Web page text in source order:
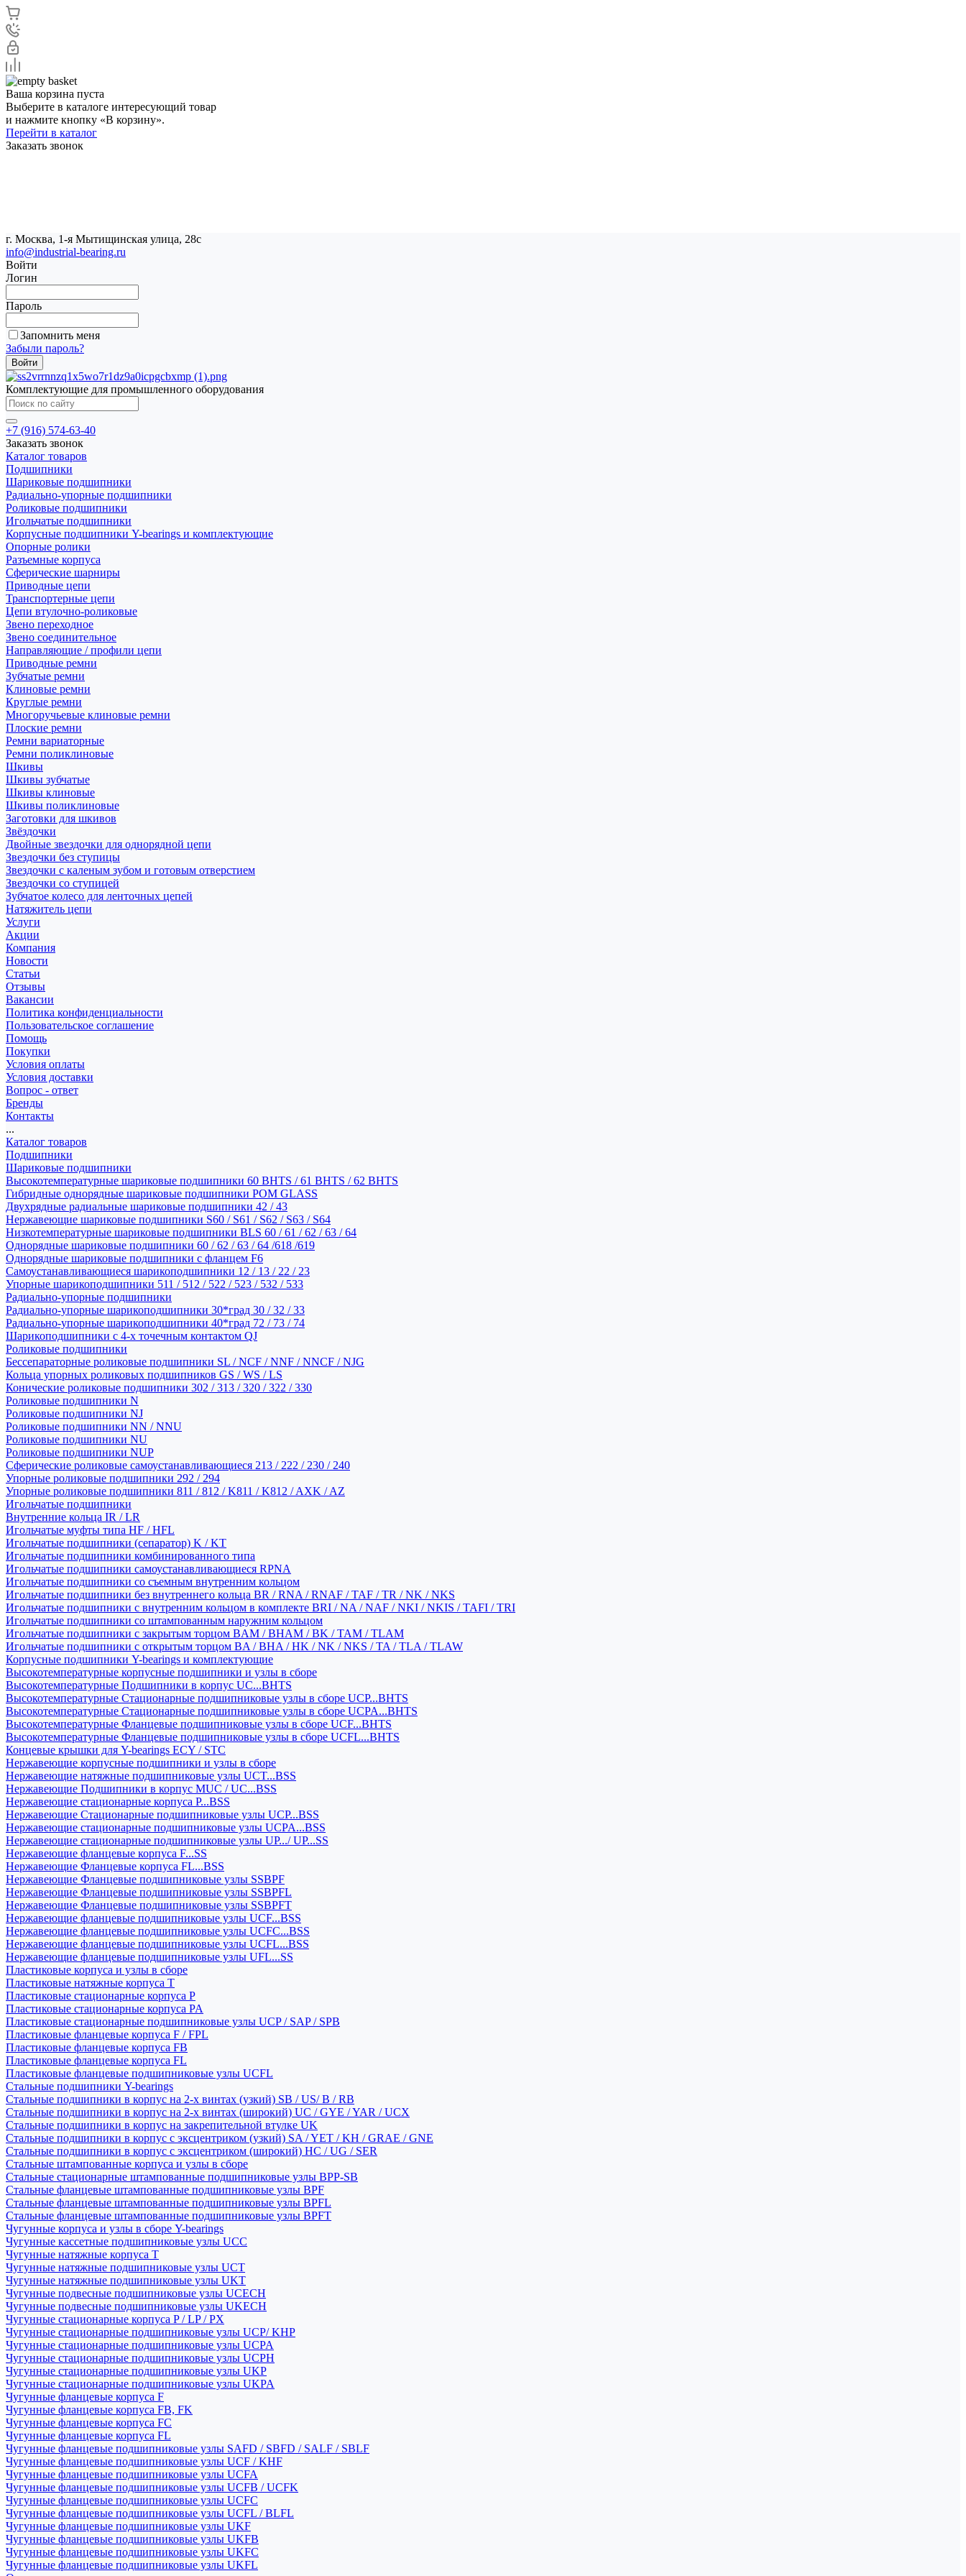
Ваша корзина пуста
Выберите в каталоге интересующий товар
и нажмите кнопку «В корзину».
Перейти в каталог
Заказать звонок
г. Москва, 1-я Мытищинская улица, 28с
info@industrial-bearing.ru
Войти
Логин
Пароль
Запомнить меня
Забыли пароль?
Комплектующие для промышленного оборудования
+7 (916) 574-63-40
Заказать звонок
Каталог товаров
Подшипники
Шариковые подшипники
Радиально-упорные подшипники
Роликовые подшипники
Игольчатые подшипники
Корпусные подшипники Y-bearings и комплектующие
Опорные ролики
Разъемные корпуса
Сферические шарниры
Приводные цепи
Транспортерные цепи
Цепи втулочно-роликовые
Звено переходное
Звено соединительное
Направляющие / профили цепи
Приводные ремни
Зубчатые ремни
Клиновые ремни
Круглые ремни
Многоручьевые клиновые ремни
Плоские ремни
Ремни вариаторные
Ремни поликлиновые
Шкивы
Шкивы зубчатые
Шкивы клиновые
Шкивы поликлиновые
Заготовки для шкивов
Звёздочки
Двойные звездочки для однорядной цепи
Звездочки без ступицы
Звездочки с каленым зубом и готовым отверстием
Звездочки со ступицей
Зубчатое колесо для ленточных цепей
Натяжитель цепи
Услуги
Акции
Компания
Новости
Статьи
Отзывы
Вакансии
Политика конфиденциальности
Пользовательское соглашение
Помощь
Покупки
Условия оплаты
Условия доставки
Вопрос - ответ
Бренды
Контакты
...
Каталог товаров
Подшипники
Шариковые подшипники
Высокотемпературные шариковые подшипники 60 BHTS / 61 BHTS / 62 BHTS
Гибридные однорядные шариковые подшипники POM GLASS
Двухрядные радиальные шариковые подшипники 42 / 43
Нержавеющие шариковые подшипники S60 / S61 / S62 / S63 / S64
Низкотемпературные шариковые подшипники BLS 60 / 61 / 62 / 63 / 64
Однорядные шариковые подшипники 60 / 62 / 63 / 64 /618 /619
Однорядные шариковые подшипники с фланцем F6
Самоустанавливающиеся шарикоподшипники 12 / 13 / 22 / 23
Упорные шарикоподшипники 511 / 512 / 522 / 523 / 532 / 533
Радиально-упорные подшипники
Радиально-упорные шарикоподшипники 30*град 30 / 32 / 33
Радиально-упорные шарикоподшипники 40*град 72 / 73 / 74
Шарикоподшипники с 4-х точечным контактом QJ
Роликовые подшипники
Бессепараторные роликовые подшипники SL / NCF / NNF / NNCF / NJG
Кольца упорных роликовых подшипников GS / WS / LS
Конические роликовые подшипники 302 / 313 / 320 / 322 / 330
Роликовые подшипники N
Роликовые подшипники NJ
Роликовые подшипники NN / NNU
Роликовые подшипники NU
Роликовые подшипники NUP
Сферические роликовые самоустанавливающиеся 213 / 222 / 230 / 240
Упорные роликовые подшипники 292 / 294
Упорные роликовые подшипники 811 / 812 / K811 / K812 / AXK / AZ
Игольчатые подшипники
Внутренние кольца IR / LR
Игольчатые муфты типа HF / HFL
Игольчатые подшипники (сепаратор) K / KT
Игольчатые подшипники комбинированного типа
Игольчатые подшипники самоустанавливающиеся RPNA
Игольчатые подшипники со съемным внутренним кольцом
Игольчатые подшипники без внутреннего кольца BR / RNA / RNAF / TAF / TR / NK / NKS
Игольчатые подшипники с внутренним кольцом в комплекте BRI / NA / NAF / NKI / NKIS / TAFI / TRI
Игольчатые подшипники со штампованным наружним кольцом
Игольчатые подшипники с закрытым торцом BAM / BHAM / BK / TAM / TLAM
Игольчатые подшипники с открытым торцом BA / BHA / HK / NK / NKS / TA / TLA / TLAW
Корпусные подшипники Y-bearings и комплектующие
Высокотемпературные корпусные подшипники и узлы в сборе
Высокотемпературные Подшипники в корпус UC...BHTS
Высокотемпературные Стационарные подшипниковые узлы в сборе UCP...BHTS
Высокотемпературные Стационарные подшипниковые узлы в сборе UCPA...BHTS
Высокотемпературные Фланцевые подшипниковые узлы в сборе UCF...BHTS
Высокотемпературные Фланцевые подшипниковые узлы в сборе UCFL...BHTS
Концевые крышки для Y-bearings ECY / STC
Нержавеющие корпусные подшипники и узлы в сборе
Нержавеющие натяжные подшипниковые узлы UCT...BSS
Нержавеющие Подшипники в корпус MUC / UC...BSS
Нержавеющие стационарные корпуса P...BSS
Нержавеющие Стационарные подшипниковые узлы UCP...BSS
Нержавеющие стационарные подшипниковые узлы UCPA...BSS
Нержавеющие стационарные подшипниковые узлы UP.../ UP...SS
Нержавеющие фланцевые корпуса F...SS
Нержавеющие Фланцевые корпуса FL...BSS
Нержавеющие Фланцевые подшипниковые узлы SSBPF
Нержавеющие Фланцевые подшипниковые узлы SSBPFL
Нержавеющие Фланцевые подшипниковые узлы SSBPFT
Нержавеющие фланцевые подшипниковые узлы UCF...BSS
Нержавеющие фланцевые подшипниковые узлы UCFC...BSS
Нержавеющие фланцевые подшипниковые узлы UCFL...BSS
Нержавеющие фланцевые подшипниковые узлы UFL...SS
Пластиковые корпуса и узлы в сборе
Пластиковые натяжные корпуса T
Пластиковые стационарные корпуса P
Пластиковые стационарные корпуса PA
Пластиковые стационарные подшипниковые узлы UCP / SAP / SPB
Пластиковые фланцевые корпуса F / FPL
Пластиковые фланцевые корпуса FB
Пластиковые фланцевые корпуса FL
Пластиковые фланцевые подшипниковые узлы UCFL
Стальные подшипники Y-bearings
Стальные подшипники в корпус на 2-х винтах (узкий) SB / US/ B / RB
Стальные подшипники в корпус на 2-х винтах (широкий) UC / GYE / YAR / UCX
Стальные подшипники в корпус на закрепительной втулке UK
Стальные подшипники в корпус с эксцентриком (узкий) SA / YET / KH / GRAE / GNE
Стальные подшипники в корпус с эксцентриком (широкий) HC / UG / SER
Стальные штампованные корпуса и узлы в сборе
Стальные стационарные штампованные подшипниковые узлы BPP-SB
Стальные фланцевые штампованные подшипниковые узлы BPF
Стальные фланцевые штампованные подшипниковые узлы BPFL
Стальные фланцевые штампованные подшипниковые узлы BPFT
Чугунные корпуса и узлы в сборе Y-bearings
Чугунные кассетные подшипниковые узлы UCC
Чугунные натяжные корпуса T
Чугунные натяжные подшипниковые узлы UCT
Чугунные натяжные подшипниковые узлы UKT
Чугунные подвесные подшипниковые узлы UCECH
Чугунные подвесные подшипниковые узлы UKECH
Чугунные стационарные корпуса P / LP / PX
Чугунные стационарные подшипниковые узлы UCP/ KHP
Чугунные стационарные подшипниковые узлы UCPA
Чугунные стационарные подшипниковые узлы UCPH
Чугунные стационарные подшипниковые узлы UKP
Чугунные стационарные подшипниковые узлы UKPA
Чугунные фланцевые корпуса F
Чугунные фланцевые корпуса FB, FK
Чугунные фланцевые корпуса FC
Чугунные фланцевые корпуса FL
Чугунные фланцевые подшипниковые узлы SAFD / SBFD / SALF / SBLF
Чугунные фланцевые подшипниковые узлы UCF / KHF
Чугунные фланцевые подшипниковые узлы UCFA
Чугунные фланцевые подшипниковые узлы UCFB / UCFK
Чугунные фланцевые подшипниковые узлы UCFC
Чугунные фланцевые подшипниковые узлы UCFL / BLFL
Чугунные фланцевые подшипниковые узлы UKF
Чугунные фланцевые подшипниковые узлы UKFB
Чугунные фланцевые подшипниковые узлы UKFC
Чугунные фланцевые подшипниковые узлы UKFL